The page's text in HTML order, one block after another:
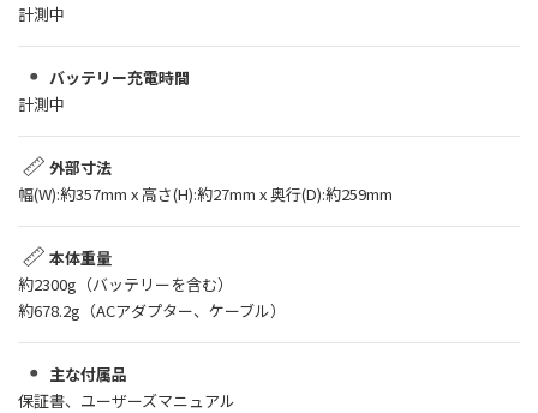
計測中
バッテリー充電時間
計測中
外部寸法
幅(W):約357mm x 高さ(H):約27mm x 奥行(D):約259mm
本体重量
約2300g（バッテリーを含む）
約678.2g（ACアダプター、ケーブル）
主な付属品
保証書、ユーザーズマニュアル